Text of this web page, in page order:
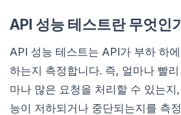
API 성능 테스트란 무엇인
API 성능 테스트는 API가 부하 하
하는지 측정합니다. 즉, 얼마나 빨
마나 많은 요청을 처리할 수 있는지
능이 저하되거나 중단되는지를 측